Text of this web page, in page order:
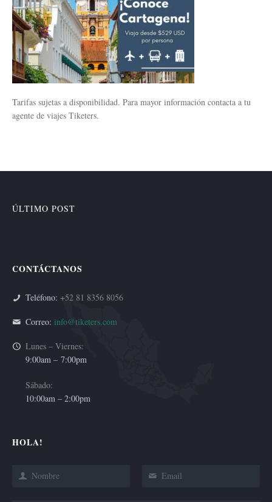
Tarifas sujetas a disponibilidad. Para mayor información contacta a tu
agente de viajes Tiketers.
ÚLTIMO POST
CONTÁCTANOS
Teléfono: +52 81 8356 8056
Correo: info@tiketers.com
Lunes – Viernes:
9:00am – 7:00pm
Sábado:
10:00am – 2:00pm
HOLA!